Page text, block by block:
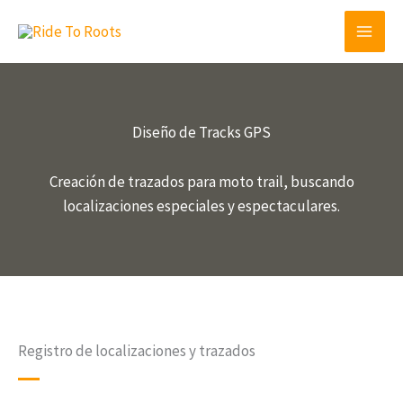
contenido
Diseño de Tracks GPS
Creación de trazados para moto trail, buscando
localizaciones especiales y espectaculares.
Registro de localizaciones y trazados